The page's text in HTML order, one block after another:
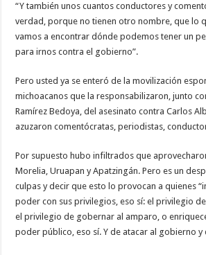
“Y también unos cuantos conductores y
verdad, porque no tienen otro nombre, que lo
vamos a encontrar dónde podemos tener un
para irnos contra el gobierno”.
Pero usted ya se enteró de la movilización
michoacanos que la responsabilizaron, junto
Ramírez Bedoya, del asesinato contra Carlos
azuzaron comentócratas, periodistas,
Por supuesto hubo infiltrados que
Morelia, Uruapan y Apatzingán. Pero es un
culpas y decir que esto lo provocan a quienes
poder con sus privilegios, eso sí: el privilegio
el privilegio de gobernar al amparo, o
poder público, eso sí. Y de atacar al gobierno